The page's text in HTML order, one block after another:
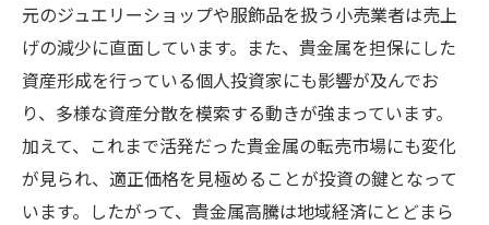
元のジュエリーショップや服飾品を扱う小売業者は売上
げの減少に直面しています。また、貴金属を担保にした
資産形成を行っている個人投資家にも影響が及んでお
り、多様な資産分散を模索する動きが強まっています。
加えて、これまで活発だった貴金属の転売市場にも変化
が見られ、適正価格を見極めることが投資の鍵となって
います。したがって、貴金属高騰は地域経済にとどまら